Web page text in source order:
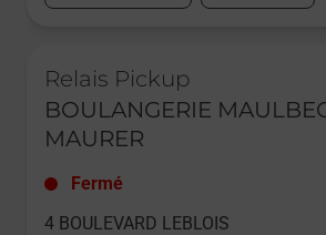
Relais Pickup
BOULANGERIE
MAURER
Fermé
4 BOULEVARD LEBLOIS